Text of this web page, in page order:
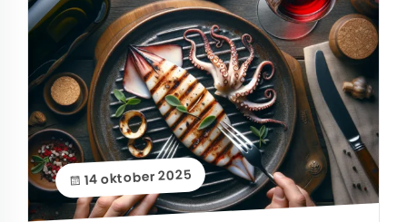
14 oktober 2025